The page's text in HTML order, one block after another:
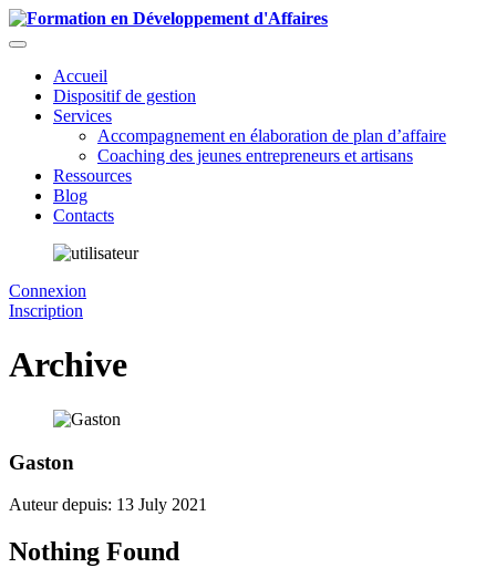
Accueil
Dispositif de gestion
Services
Accompagnement en élaboration de plan d’affaire
Coaching des jeunes entrepreneurs et artisans
Ressources
Blog
Contacts
Connexion
Inscription
Archive
Gaston
Auteur depuis: 13 July 2021
Nothing Found